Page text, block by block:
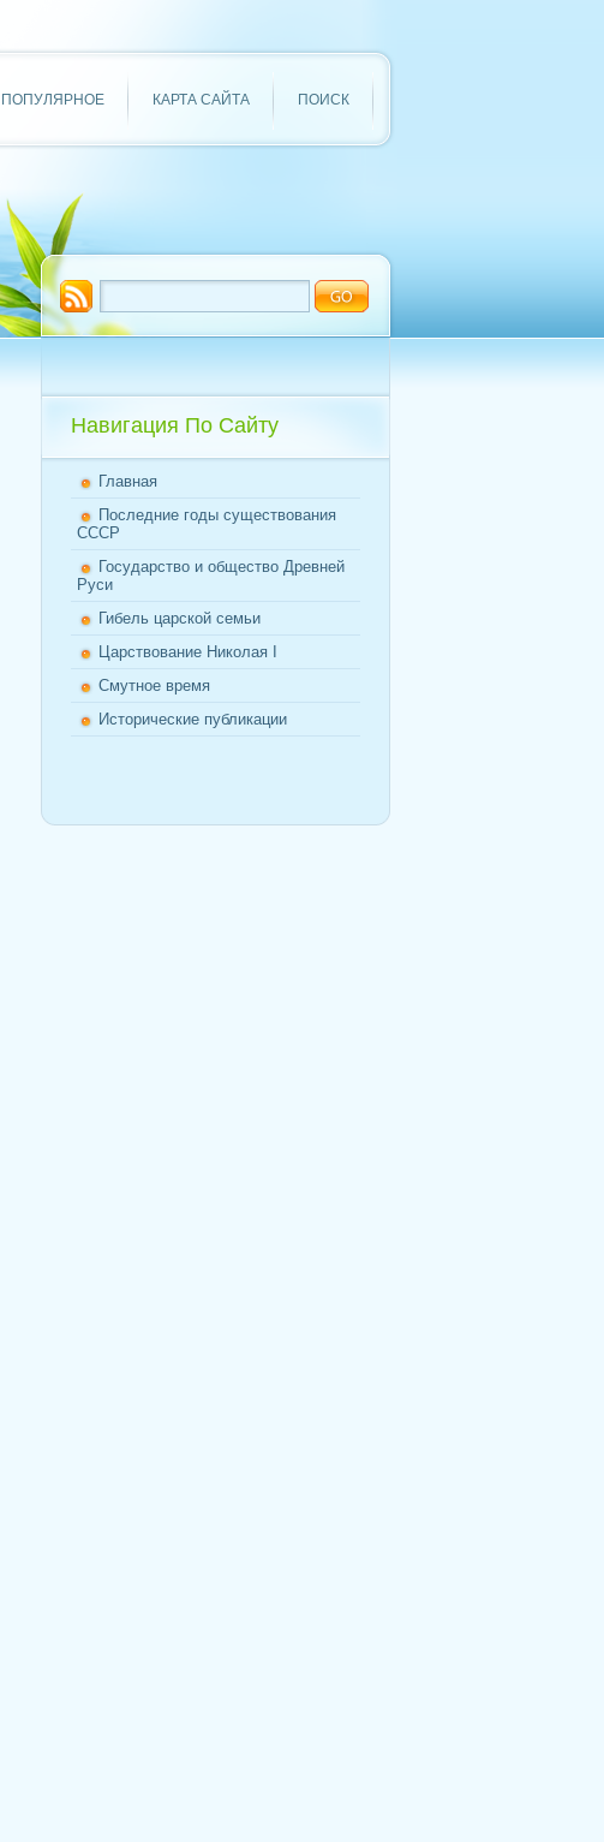
ПОПУЛЯРНОЕ КАРТА САЙТА ПОИСК
Навигация По Сайту
Главная
Последние годы существования
СССР
Государство и общество Древней
Руси
Гибель царской семьи
Царствование Николая I
Смутное время
Исторические публикации